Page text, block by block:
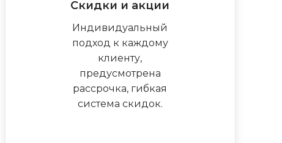
Скидки и акции
Индивидуальный
подход к каждому
клиенту,
предусмотрена
рассрочка, гибкая
система скидок.